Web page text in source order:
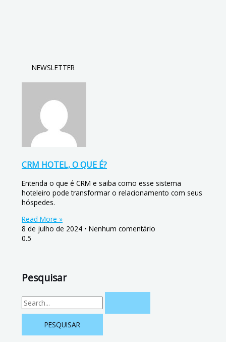
NEWSLETTER
CRM HOTEL, O QUE É?
Entenda o que é CRM e saiba como esse sistema
hoteleiro pode transformar o relacionamento com seus
hóspedes.
Read More »
8 de julho de 2024
Nenhum comentário
Pesquisar